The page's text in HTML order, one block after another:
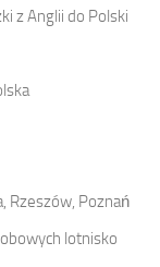
z Anglii do Polski
Rzeszów, Poznań
lotnisko